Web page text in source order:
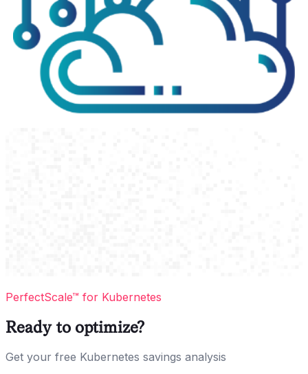
PerfectScale™ for Kubernetes
Ready to optimize?
Get your free Kubernetes savings analysis